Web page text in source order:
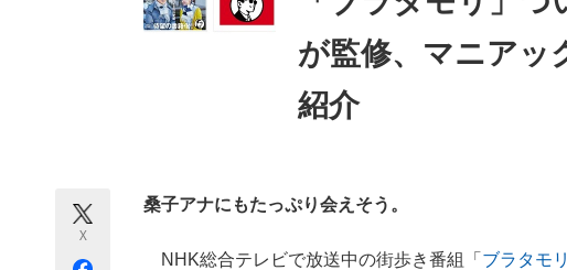
ITエンジニア向け専門サイト 企業向けIT製品の総合サ
ちょっと気になるネットの話題
が監修、マニアッ
紹介
X
桑子アナにもたっぷり会えそう。
NHK総合テレビで放送中の街歩き番組「 ブラタモリ